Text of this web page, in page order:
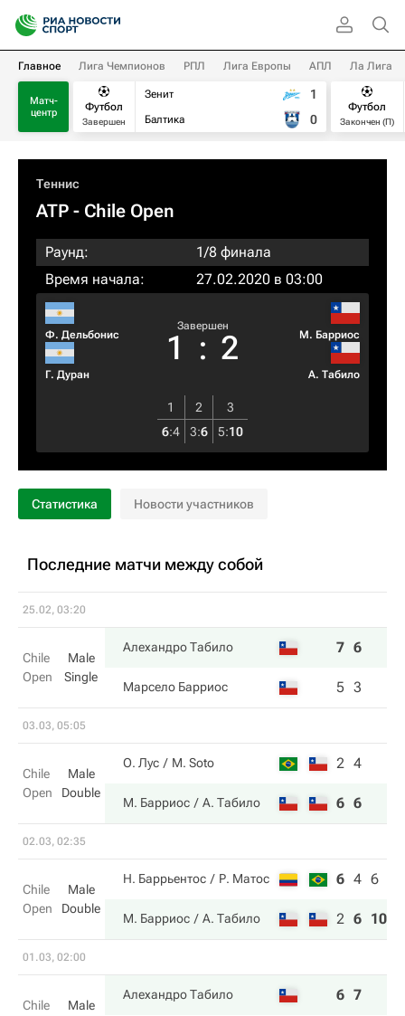
Главное Лига Чемпионов РПЛ Лига Европы АПЛ Ла Лига
Матч-
центр
Футбол
Завершен
Зенит
Балтика
1
0
Футбол
Закончен (П)
Теннис
ATP - Chile Open
Раунд:
1/8 финала
Время начала:
27.02.2020 в 03:00
Ф. Дельбонис
Г. Дуран
Завершен
1 : 2 М. Барриос
А. Табило
1 2
3
6:4 3:6 5:10
Статистика Новости участников
Последние матчи между собой
25.02, 03:20
Chile
Open
Male
Single
Алехандро Табило 7 6
Марсело Барриос 5 3
03.03, 05:05
Chile
Open
Male
Double
О. Лус M. Soto 2 4
М. Барриос А. Табило 6 6
02.03, 02:35
Chile
Open
Male
Double
Н. Баррьентос Р. Матос 6 4 6
М. Барриос А. Табило 2 6 10
01.03, 02:00
Chile
Male
Алехандро Табило 6 7